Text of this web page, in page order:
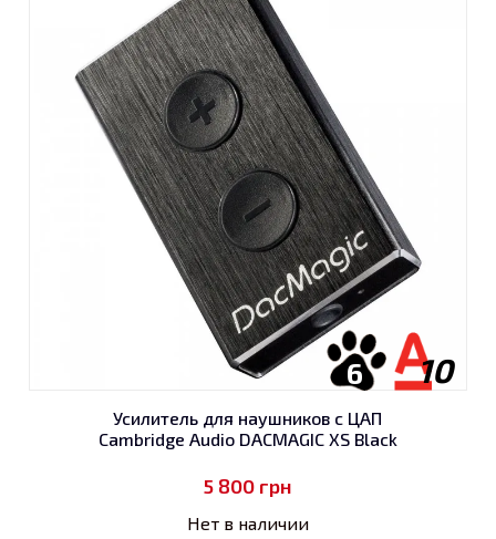
10
6
Усилитель для наушников с ЦАП
Cambridge Audio DACMAGIC XS Black
5 800 грн
Нет в наличии